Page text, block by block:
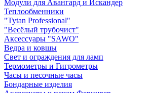
Модули для Авангард и Искандер
Теплообменники
"Tytan Professional"
"Весёлый трубочист"
Аксессуары "SAWO"
Ведра и ковшы
Свет и ограждения для ламп
Термометры и Гигрометры
Часы и песочные часы
Бондарные изделия